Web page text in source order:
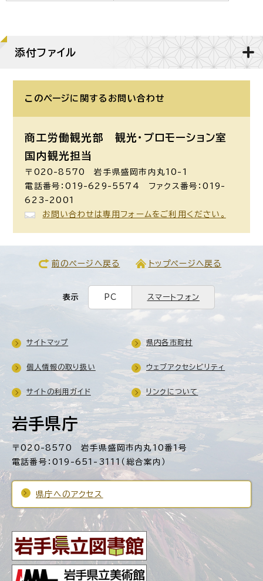
添付ファイル
このページに関する お問い合わせ
商工労働観光部 観光・プロモーション室
国内観光担当
〒020-8570 岩手県盛岡市内丸10-1
電話番号：019-629-5574 ファクス番号：019-
623-2001
お問い合わせは専用フォームをご利用ください。
前のページへ戻る トップページへ戻る
表示 PC スマートフォン
岩手県庁
〒020-8570 岩手県盛岡市内丸10番1号
電話番号：019-651-3111（総合案内）
県庁へのアクセス
サイトマップ 県内各市町村
個人情報の取り扱い ウェブアクセシビリティ
サイトの利用ガイド リンクについて